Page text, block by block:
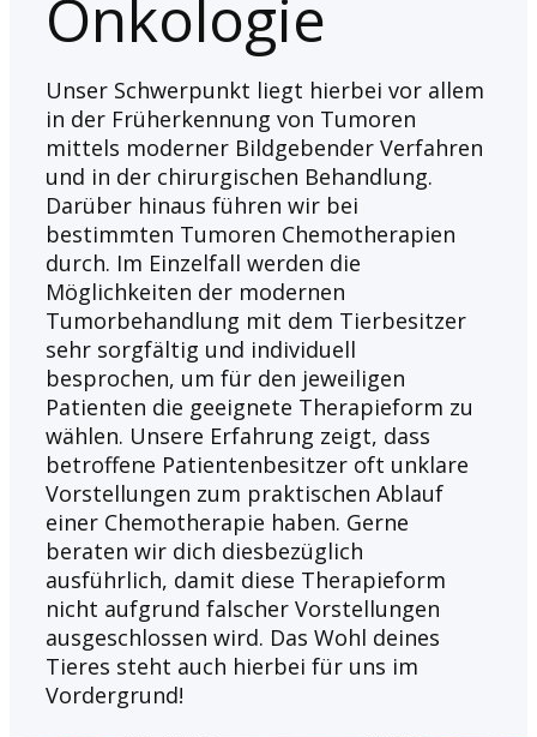
Onkologie
Unser Schwerpunkt liegt hierbei vor allem
in der Früherkennung von Tumoren
mittels moderner Bildgebender Verfahren
und in der chirurgischen Behandlung.
Darüber hinaus führen wir bei
bestimmten Tumoren Chemotherapien
durch. Im Einzelfall werden die
Möglichkeiten der modernen
Tumorbehandlung mit dem Tierbesitzer
sehr sorgfältig und individuell
besprochen, um für den jeweiligen
Patienten die geeignete Therapieform zu
wählen. Unsere Erfahrung zeigt, dass
betroffene Patientenbesitzer oft unklare
Vorstellungen zum praktischen Ablauf
einer Chemotherapie haben. Gerne
beraten wir dich diesbezüglich
ausführlich, damit diese Therapieform
nicht aufgrund falscher Vorstellungen
ausgeschlossen wird. Das Wohl deines
Tieres steht auch hierbei für uns im
Vordergrund!